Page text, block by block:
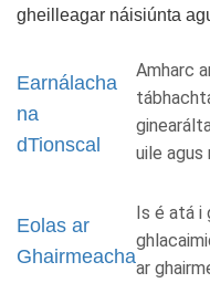
gheilleagar náisiúnta
Earnálacha
na
dTionscal
Amharc
uile
Eolas ar
Ghairmeacha
Is é atá i
ar